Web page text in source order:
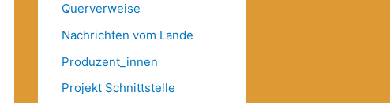
Querverweise
Nachrichten vom Lande
Produzent_innen
Projekt Schnittstelle